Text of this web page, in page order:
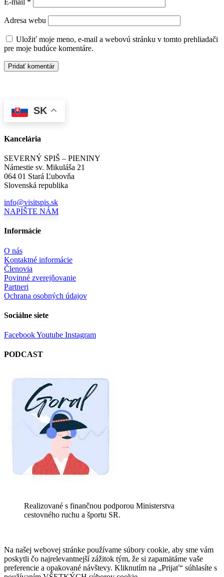
Adresa webu
Uložiť moje meno, e-mail a webovú stránku v tomto prehliadači
pre moje budúce komentáre.
SK
Kancelária
SEVERNÝ SPIŠ – PIENINY
Námestie sv. Mikuláša 21
064 01 Stará Ľubovňa
Slovenská republika
info@visitspis.sk
NAPÍŠTE NÁM
Informácie
O nás
Kontaktné informácie
Členovia
Povinné zverejňovanie
Partneri
Ochrana osobných údajov
Sociálne siete
FacebookYoutube Instagram
PODCAST
Realizované s finančnou podporou Ministerstva
cestovného ruchu a športu SR.
Na našej webovej stránke používame súbory cookie, aby sme vám
poskytli čo najrelevantnejší zážitok tým, že si zapamätáme vaše
preferencie a opakované návštevy. Kliknutím na „Prijať“ súhlasíte s